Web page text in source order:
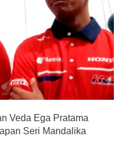
Veda Ega Pratama
Seri Mandalika